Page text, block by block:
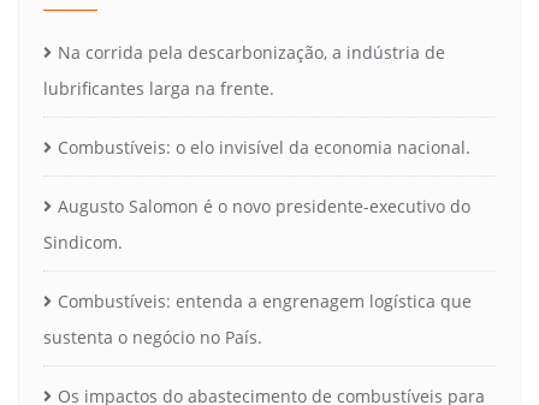
Na corrida pela descarbonização, a indústria de
lubrificantes larga na frente.
Combustíveis: o elo invisível da economia nacional.
Augusto Salomon é o novo presidente-executivo do
Sindicom.
Combustíveis: entenda a engrenagem logística que
sustenta o negócio no País.
Os impactos do abastecimento de combustíveis para